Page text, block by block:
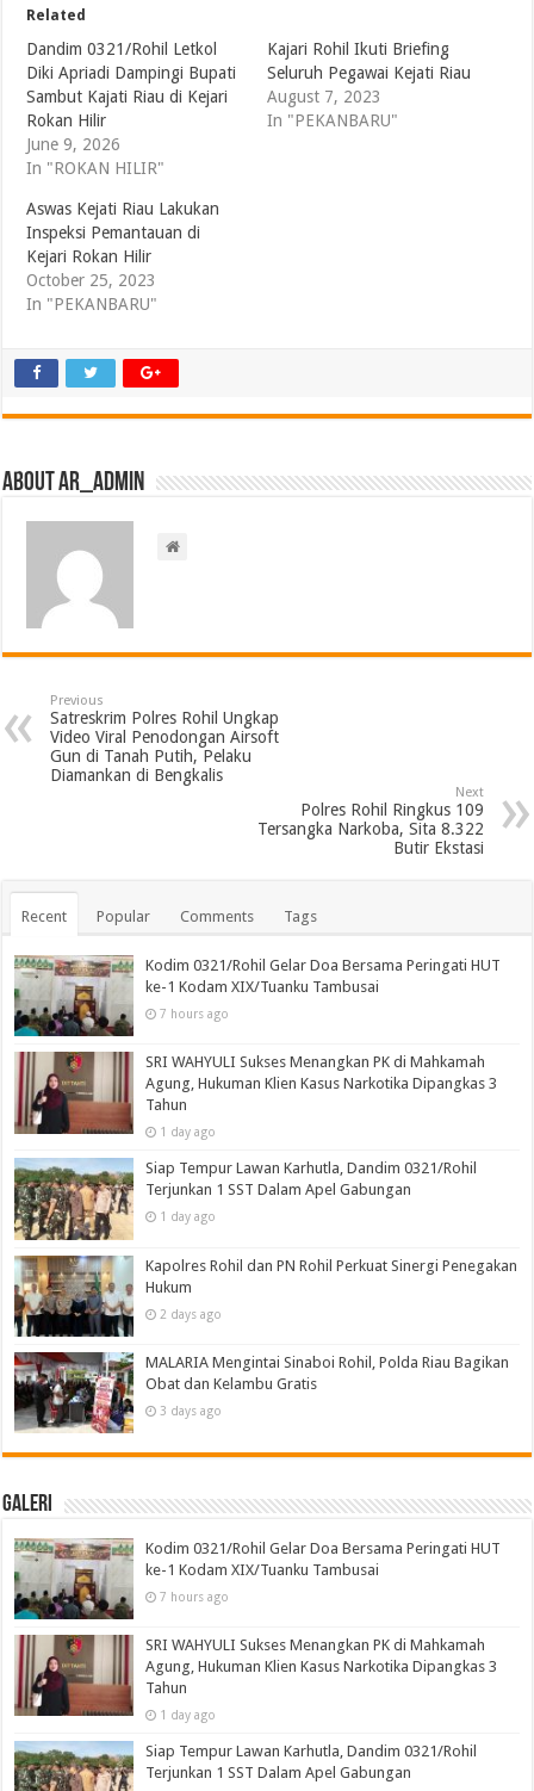
Related
Dandim 0321/Rohil Letkol
Diki Apriadi Dampingi Bupati
Sambut Kajati Riau di Kejari
Rokan Hilir
June 9, 2026
In "ROKAN HILIR"
Kajari Rohil Ikuti Briefing
Seluruh Pegawai Kejati Riau
August 7, 2023
In "PEKANBARU"
Aswas Kejati Riau Lakukan
Inspeksi Pemantauan di
Kejari Rokan Hilir
October 25, 2023
In "PEKANBARU"
About ar_admin
Previous
Satreskrim Polres Rohil Ungkap
Video Viral Penodongan Airsoft
Gun di Tanah Putih, Pelaku
Diamankan di Bengkalis
Next
Polres Rohil Ringkus 109
Tersangka Narkoba, Sita 8.322
Butir Ekstasi
Recent Popular Comments Tags
Kodim 0321/Rohil Gelar Doa Bersama Peringati HUT
ke-1 Kodam XIX/Tuanku Tambusai
7 hours ago
SRI WAHYULI Sukses Menangkan PK di Mahkamah
Agung, Hukuman Klien Kasus Narkotika Dipangkas 3
Tahun
1 day ago
Siap Tempur Lawan Karhutla, Dandim 0321/Rohil
Terjunkan 1 SST Dalam Apel Gabungan
1 day ago
Kapolres Rohil dan PN Rohil Perkuat Sinergi Penegakan
Hukum
2 days ago
MALARIA Mengintai Sinaboi Rohil, Polda Riau Bagikan
Obat dan Kelambu Gratis
3 days ago
Galeri
Kodim 0321/Rohil Gelar Doa Bersama Peringati HUT
ke-1 Kodam XIX/Tuanku Tambusai
7 hours ago
SRI WAHYULI Sukses Menangkan PK di Mahkamah
Agung, Hukuman Klien Kasus Narkotika Dipangkas 3
Tahun
1 day ago
Siap Tempur Lawan Karhutla, Dandim 0321/Rohil
Terjunkan 1 SST Dalam Apel Gabungan